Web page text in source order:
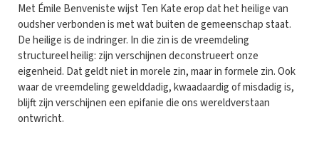
Met Émile Benveniste wijst Ten Kate erop dat het heilige van
oudsher verbonden is met wat buiten de gemeenschap staat.
De heilige is de indringer. In die zin is de vreemdeling
structureel heilig: zijn verschijnen deconstrueert onze
eigenheid. Dat geldt niet in morele zin, maar in formele zin. Ook
waar de vreemdeling gewelddadig, kwaadaardig of misdadig is,
blijft zijn verschijnen een epifanie die ons wereldverstaan
ontwricht.